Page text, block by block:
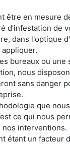
être en mesure
d'infestation de
dans l'optique
bureaux ou une
nous
sans danger
que
ce qui nous
interventions.
étant un facteur